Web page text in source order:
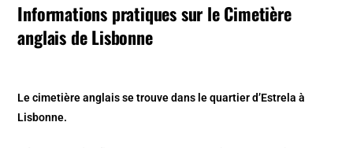
Informations pratiques sur le Cimetière
anglais de Lisbonne
Le cimetière anglais se trouve dans le quartier d’Estrela à
Lisbonne.